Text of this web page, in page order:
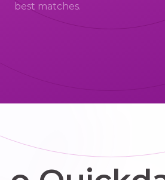
best matches.